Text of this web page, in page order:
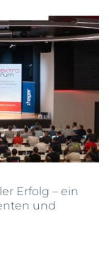
Erfolg – ein
und